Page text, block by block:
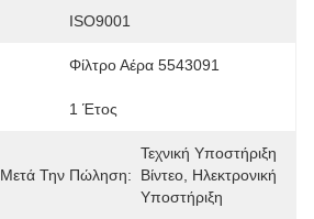
ISO9001
Φίλτρο Αέρα 5543091
1 Έτος
Μετά Την Πώληση:
Τεχνική Υποστήριξη
Βίντεο, Ηλεκτρονική
Υποστήριξη